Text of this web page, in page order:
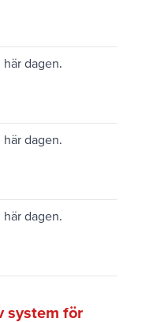
dagen.
dagen.
dagen.
system för